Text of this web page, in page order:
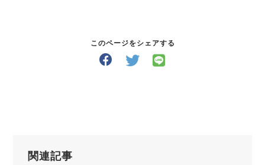
このページをシェアする
関連記事